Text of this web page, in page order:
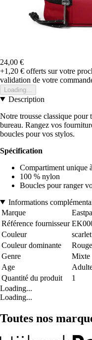
24,00 €
+1,20 € offerts sur votre
validation de votre
Loading...
Description
Notre trousse classique pour
bureau. Rangez vos
boucles pour vos stylos.
Spécification
Compartiment unique
100 % nylon
Boucles pour ranger
Informations
Marque
Référence fournisseur
Couleur
Couleur dominante
Rouge
Genre
Mixte
Age
Quantité du produit
1
Loading...
Loading...
Toutes nos